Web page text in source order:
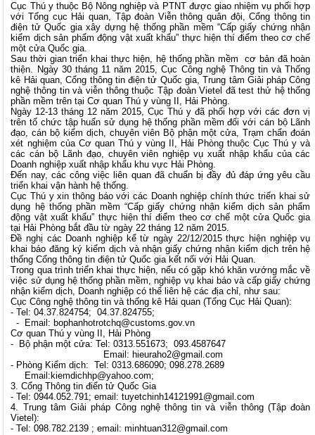
Cục Thú y thuộc Bộ Nông nghiệp và PTNT được giao nhiệm vụ phối hợp
với Tổng cục Hải quan, Tập đoàn Viễn thông quân đội, Cổng thông tin
điện tử Quốc gia xây dựng hệ thống phần mềm “Cấp giấy chứng nhận
kiểm dịch sản phẩm động vật xuất khẩu” thực hiện thí điểm theo cơ chế
một cửa Quốc gia.
Sau thời gian triển khai thực hiện, hệ thống phần mềm cơ bản đã hoàn
thiện. Ngày 30 tháng 11 năm 2015, Cục Công nghệ Thông tin và Thống
kê Hải quan, Cổng thông tin điện tử Quốc gia, Trung tâm Giải pháp Công
nghệ thông tin và viễn thông thuộc Tập đoàn Vietel đã test thử hệ thống
phần mềm trên tại Cơ quan Thú y vùng II, Hải Phòng.
Ngày 12-13 tháng 12 năm 2015, Cục Thú y đã phối hợp với các đơn vị
trên tổ chức tập huấn sử dụng hệ thống phần mềm đối với cán bộ Lãnh
đạo, cán bộ kiểm dịch, chuyên viên Bộ phận một cửa, Trạm chẩn đoán
xét nghiệm của Cơ quan Thú y vùng II, Hải Phòng thuộc Cục Thú y và
các cán bộ Lãnh đạo, chuyên viên nghiệp vụ xuất nhập khẩu của các
Doanh nghiệp xuất nhập khẩu khu vực Hải Phòng.
Đến nay, các công việc liên quan đã chuẩn bị đầy đủ đáp ứng yêu cầu
triển khai vận hành hệ thống.
Cục Thú y xin thông báo với các Doanh nghiệp chính thức triển khai sử
dụng hệ thống phần mềm “Cấp giấy chứng nhận kiểm dịch sản phẩm
động vật xuất khẩu” thực hiện thí điểm theo cơ chế một cửa Quốc gia
tại Hải Phòng bắt đầu từ ngày 22 tháng 12 năm 2015.
Đề nghị các Doanh nghiệp kể từ ngày 22/12/2015 thực hiện nghiệp vụ
khai báo đăng ký kiểm dịch và nhận giấy chứng nhận kiểm dịch trên hệ
thống Cổng thông tin điện tử Quốc gia kết nối với Hải Quan.
Trong qua trình triển khai thực hiện, nếu có gặp khó khăn vướng mắc về
việc sử dụng hệ thống phần mềm, nghiệp vụ khai báo và cấp giấy chứng
nhận kiểm dịch, Doanh nghiệp có thể liên hệ các địa chỉ, như sau:
Cục Công nghệ thông tin và thống kê Hải quan (Tổng Cục Hải Quan):
- Tel: 04.37.824754; 04.37.824755;
- Email: bophanhotrotchq@customs.gov.vn
Cơ quan Thú y vùng II, Hải Phòng
- Bộ phận một cửa: Tel: 0313.551673; 093.4587647
Email: hieuraho2@gmail.com
- Phòng Kiểm dịch: Tel: 0313.686090; 098.278.2689
Email:kiemdichhp@yahoo.com;
3. Cổng Thông tin điển tử Quốc Gia
- Tel: 0944.052.791; email:tuyetchinh14121991@gmail.com
4. Trung tâm Giải pháp Công nghệ thông tin và viễn thông (Tập đoàn
Vietel):
- Tel: 098.782.2139 ; email:minhtuan312@gmail.com